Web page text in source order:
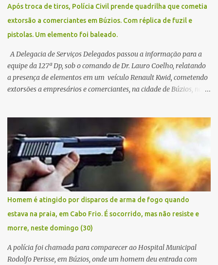
Após troca de tiros, Polícia Civil prende quadrilha que cometia
extorsão a comerciantes em Búzios. Com réplica de fuzil e
pistolas. Um elemento foi baleado.
A Delegacia de Serviços Delegados passou a informação para a
equipe da 127ª Dp, sob o comando de Dr. Lauro Coelho, relatando
a presença de elementos em um veículo Renault Kwid, cometendo
extorsões a empresários e comerciantes, na cidade de Búzios, na
fugir da cidade Buziana. Um dos detidos é policial civil e este foi
baleado na perna na troca de tiros . Na ocorrência, três armas,
pistolas e uma réplica de fuzil, foram apreendidas. O homem
baleado foi identificado como Claudio Bastos, conhecido no meio
político.
Homem é atingido por disparos de arma de fogo quando
estava na praia, em Cabo Frio. É socorrido, mas não resiste e
morre, neste domingo (30)
A polícia foi chamada para comparecer ao Hospital Municipal
Rodolfo Perisse, em Búzios, onde um homem deu entrada com